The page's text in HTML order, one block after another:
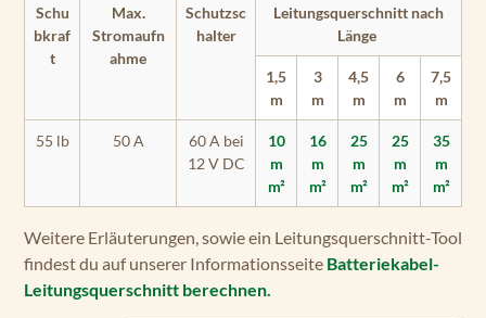
Schu
bkraf
t
Max.
Stromaufn
ahme
Schutzsc
halter
Leitungsquerschnitt nach
Länge
1,5
m
3
m
4,5
m
6
m
7,5
m
55 lb 50 A
60 A bei
12 V DC
10
m
m²
16
m
m²
25
m
m²
25
m
m²
35
m
m²
Weitere Erläuterungen, sowie ein Leitungsquerschnitt-Tool
findest du auf unserer Informationsseite Batteriekabel-
Leitungsquerschnitt berechnen.